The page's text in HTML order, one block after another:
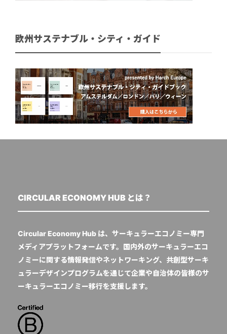
欧州サステナブル・シティ・ガイド
CIRCULAR ECONOMY HUB とは？
Circular Economy Hub は、サーキュラーエコノミー専門
メディアプラットフォームです。国内外のサーキュラーエコ
ノミーに関する情報発信やネットワーキング、共創型サーキ
ュラーデザインプログラムを通じて企業や自治体の皆様のサ
ーキュラーエコノミー移行を支援します。